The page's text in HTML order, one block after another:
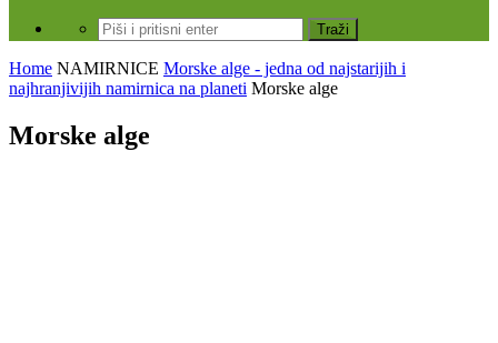
Home NAMIRNICE Morske alge - jedna od najstarijih i
najhranjivijih namirnica na planeti Morske alge
Morske alge